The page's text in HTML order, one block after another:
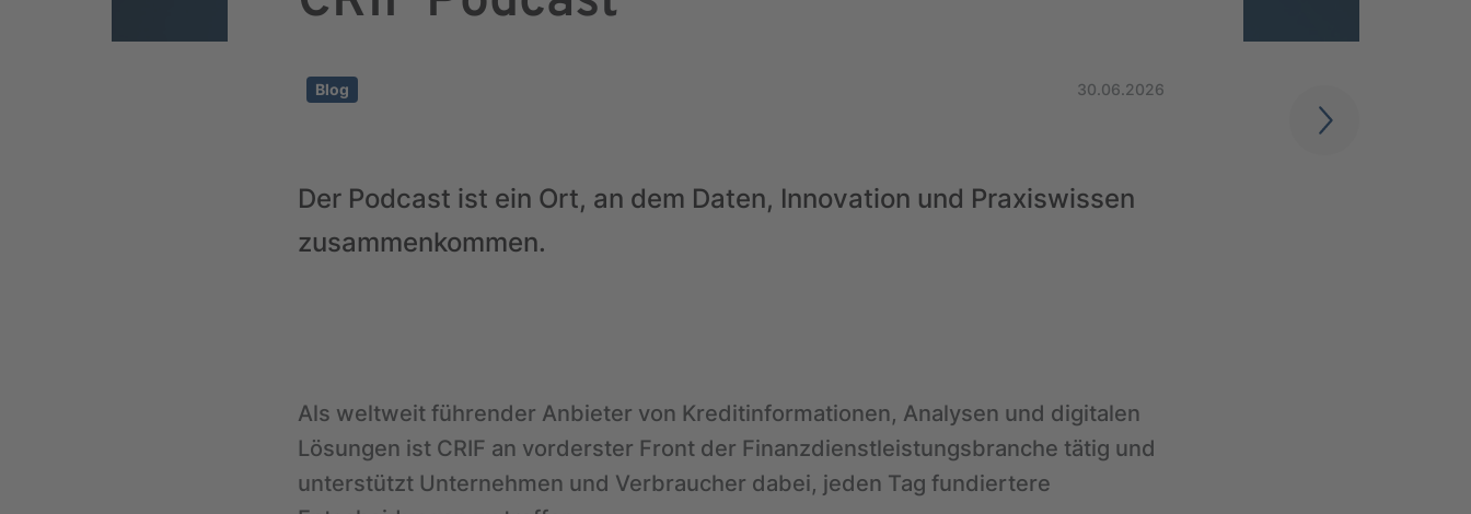
Blog 30.06.2026
Der Podcast ist ein Ort, an dem Daten, Innovation und Praxiswissen
zusammenkommen.
Als weltweit führender Anbieter von Kreditinformationen, Analysen und digitalen
Lösungen ist CRIF an vorderster Front der Finanzdienstleistungsbranche tätig und
unterstützt Unternehmen und Verbraucher dabei, jeden Tag fundiertere